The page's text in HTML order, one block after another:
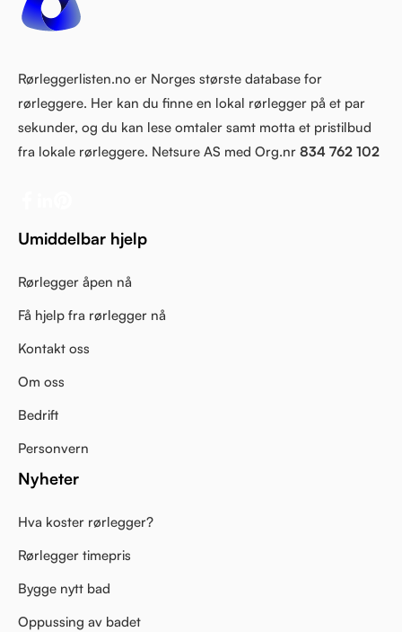
Rørleggerlisten.no er Norges største database for
rørleggere. Her kan du finne en lokal rørlegger på et par
sekunder, og du kan lese omtaler samt motta et pristilbud
fra lokale rørleggere. Netsure AS med Org.nr 834 762 102
Umiddelbar hjelp
Rørlegger åpen nå
Få hjelp fra rørlegger nå
Kontakt oss
Om oss
Bedrift
Personvern
Nyheter
Hva koster rørlegger?
Rørlegger timepris
Bygge nytt bad
Oppussing av badet